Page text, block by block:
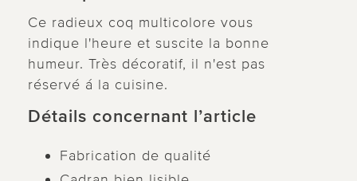
Ce radieux coq multicolore vous
indique l'heure et suscite la bonne
humeur. Très décoratif, il n'est pas
réservé á la cuisine.
Détails concernant l’article
Fabrication de qualité